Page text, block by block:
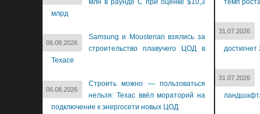
млн в раунде C при оценке $10,3
млрд
06.08.2026
Samsung и Mousterian взялись за
строительство плавучего ЦОД в
Техасе
06.08.2026
Строить можно — пользоваться
нельзя: Техас ввёл мораторий на
подключение к энергосети новых ЦОД
темп
31.07.2026
31.07.2026